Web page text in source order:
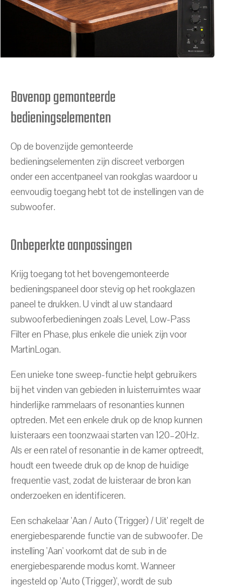
Bovenop gemonteerde
bedieningselementen
Op de bovenzijde gemonteerde
bedieningselementen zijn discreet verborgen
onder een accentpaneel van rookglas waardoor u
eenvoudig toegang hebt tot de instellingen van de
subwoofer.
Onbeperkte aanpassingen
Krijg toegang tot het bovengemonteerde
bedieningspaneel door stevig op het rookglazen
paneel te drukken. U vindt al uw standaard
subwooferbedieningen zoals Level, Low-Pass
Filter en Phase, plus enkele die uniek zijn voor
MartinLogan.
Een unieke tone sweep-functie helpt gebruikers
bij het vinden van gebieden in luisterruimtes waar
hinderlijke rammelaars of resonanties kunnen
optreden. Met een enkele druk op de knop kunnen
luisteraars een toonzwaai starten van 120–20Hz.
Als er een ratel of resonantie in de kamer optreedt,
houdt een tweede druk op de knop de huidige
frequentie vast, zodat de luisteraar de bron kan
onderzoeken en identificeren.
Een schakelaar 'Aan / Auto (Trigger) / Uit' regelt de
energiebesparende functie van de subwoofer. De
instelling 'Aan' voorkomt dat de sub in de
energiebesparende modus komt. Wanneer
ingesteld op 'Auto (Trigger)', wordt de sub